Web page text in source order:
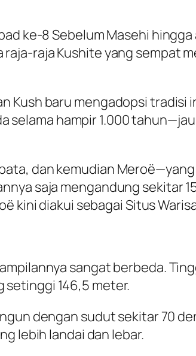
ke-8 Sebelum Masehi
raja Kushite yang sempat
Kush baru mengadopsi tradisi
selama hampir 1.000
dan kemudian
saja mengandung sekitar
diakui sebagai Situs
sangat berbeda.
setinggi 146,5 meter.
dengan sudut sekitar 70
lebih landai dan lebar.